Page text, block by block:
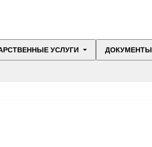
УСЛУГИ ДОКУМЕНТЫ